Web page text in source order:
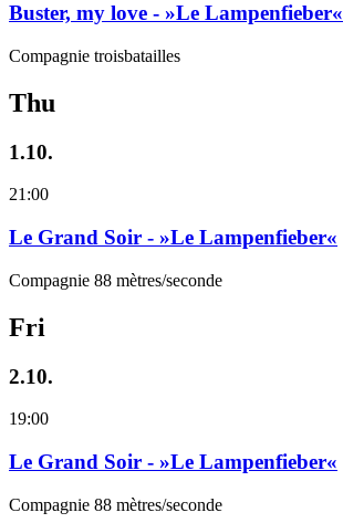
Buster, my love - »Le Lampenfieber«
Compagnie troisbatailles
Thu
1.10.
21:00
Le Grand Soir - »Le Lampenfieber«
Compagnie 88 mètres/seconde
Fri
2.10.
19:00
Le Grand Soir - »Le Lampenfieber«
Compagnie 88 mètres/seconde